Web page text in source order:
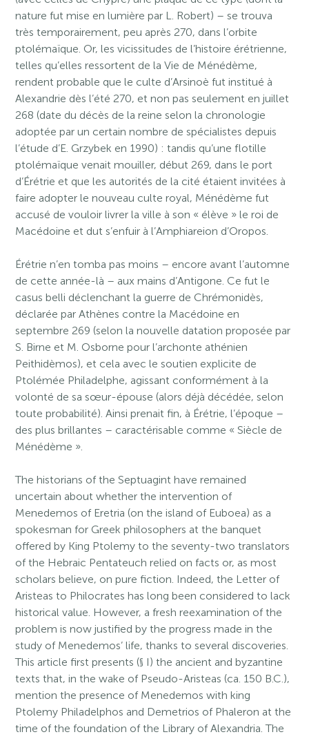
nature fut mise en lumière par L. Robert) – se trouva
très temporairement, peu après 270, dans l’orbite
ptolémaïque. Or, les vicissitudes de l’histoire érétrienne,
telles qu’elles ressortent de la Vie de Ménédème,
rendent probable que le culte d’Arsinoè fut institué à
Alexandrie dès l’été 270, et non pas seulement en juillet
268 (date du décès de la reine selon la chronologie
adoptée par un certain nombre de spécialistes depuis
l’étude d’E. Grzybek en 1990) : tandis qu’une flotille
ptolémaïque venait mouiller, début 269, dans le port
d’Érétrie et que les autorités de la cité étaient invitées à
faire adopter le nouveau culte royal, Ménédème fut
accusé de vouloir livrer la ville à son « élève » le roi de
Macédoine et dut s’enfuir à l’Amphiareion d’Oropos.
Érétrie n’en tomba pas moins – encore avant l’automne
de cette année-là – aux mains d’Antigone. Ce fut le
casus belli déclenchant la guerre de Chrémonidès,
déclarée par Athènes contre la Macédoine en
septembre 269 (selon la nouvelle datation proposée par
S. Birne et M. Osborne pour l’archonte athénien
Peithidèmos), et cela avec le soutien explicite de
Ptolémée Philadelphe, agissant conformément à la
volonté de sa sœur-épouse (alors déjà décédée, selon
toute probabilité). Ainsi prenait fin, à Érétrie, l’époque –
des plus brillantes – caractérisable comme « Siècle de
Ménédème ».
The historians of the Septuagint have remained
uncertain about whether the intervention of
Menedemos of Eretria (on the island of Euboea) as a
spokesman for Greek philosophers at the banquet
offered by King Ptolemy to the seventy-two translators
of the Hebraic Pentateuch relied on facts or, as most
scholars believe, on pure fiction. Indeed, the Letter of
Aristeas to Philocrates has long been considered to lack
historical value. However, a fresh reexamination of the
problem is now justified by the progress made in the
study of Menedemos’ life, thanks to several discoveries.
This article first presents (§ I) the ancient and byzantine
texts that, in the wake of Pseudo-Aristeas (ca. 150 B.C.),
mention the presence of Menedemos with king
Ptolemy Philadelphos and Demetrios of Phaleron at the
time of the foundation of the Library of Alexandria. The